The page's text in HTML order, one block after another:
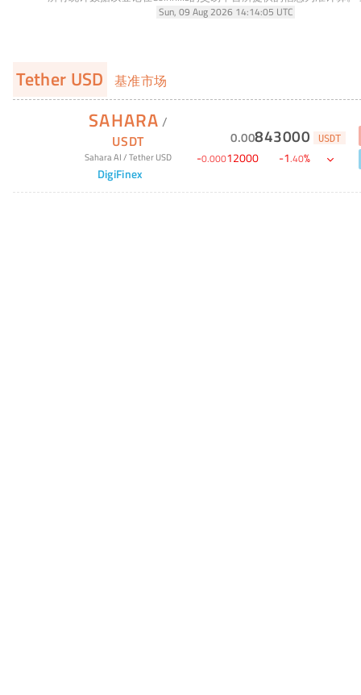
Sun, 09 Aug 2026 14:14:05 UTC
Tether USD 基准市场
SAHARA /
USDT
Sahara AI/Tether USD
DigiFinex
0.00843000 USDT
-0.00012000 -1.40%